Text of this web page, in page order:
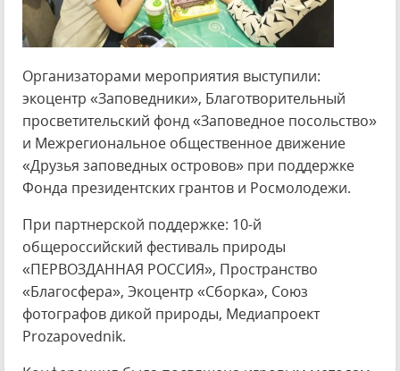
Организаторами мероприятия выступили:
экоцентр «Заповедники», Благотворительный
просветительский фонд «Заповедное посольство»
и Межрегиональное общественное движение
«Друзья заповедных островов» при поддержке
Фонда президентских грантов и Росмолодежи.
При партнерской поддержке: 10-й
общероссийский фестиваль природы
«ПЕРВОЗДАННАЯ РОССИЯ», Пространство
«Благосфера», Экоцентр «Сборка», Союз
фотографов дикой природы, Медиапроект
Prozapovednik.